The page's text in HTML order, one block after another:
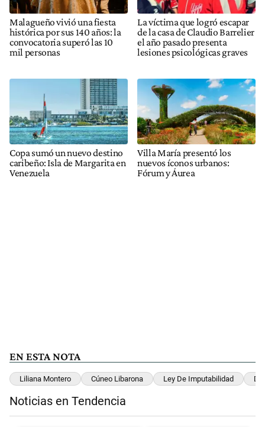
Malagueño vivió una fiesta
histórica por sus 140 años: la
convocatoria superó las 10
mil personas
La víctima que logró escapar
de la casa de Claudio Barrelier
el año pasado presenta
lesiones psicológicas graves
Copa sumó un nuevo destino
caribeño: Isla de Margarita en
Venezuela
Villa María presentó los
nuevos íconos urbanos:
Fórum y Áurea
EN ESTA NOTA
Liliana Montero Cúneo Libarona Ley De Imputabilidad
Noticias en Tendencia